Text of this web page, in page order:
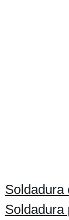
Soldadura
Soldadura